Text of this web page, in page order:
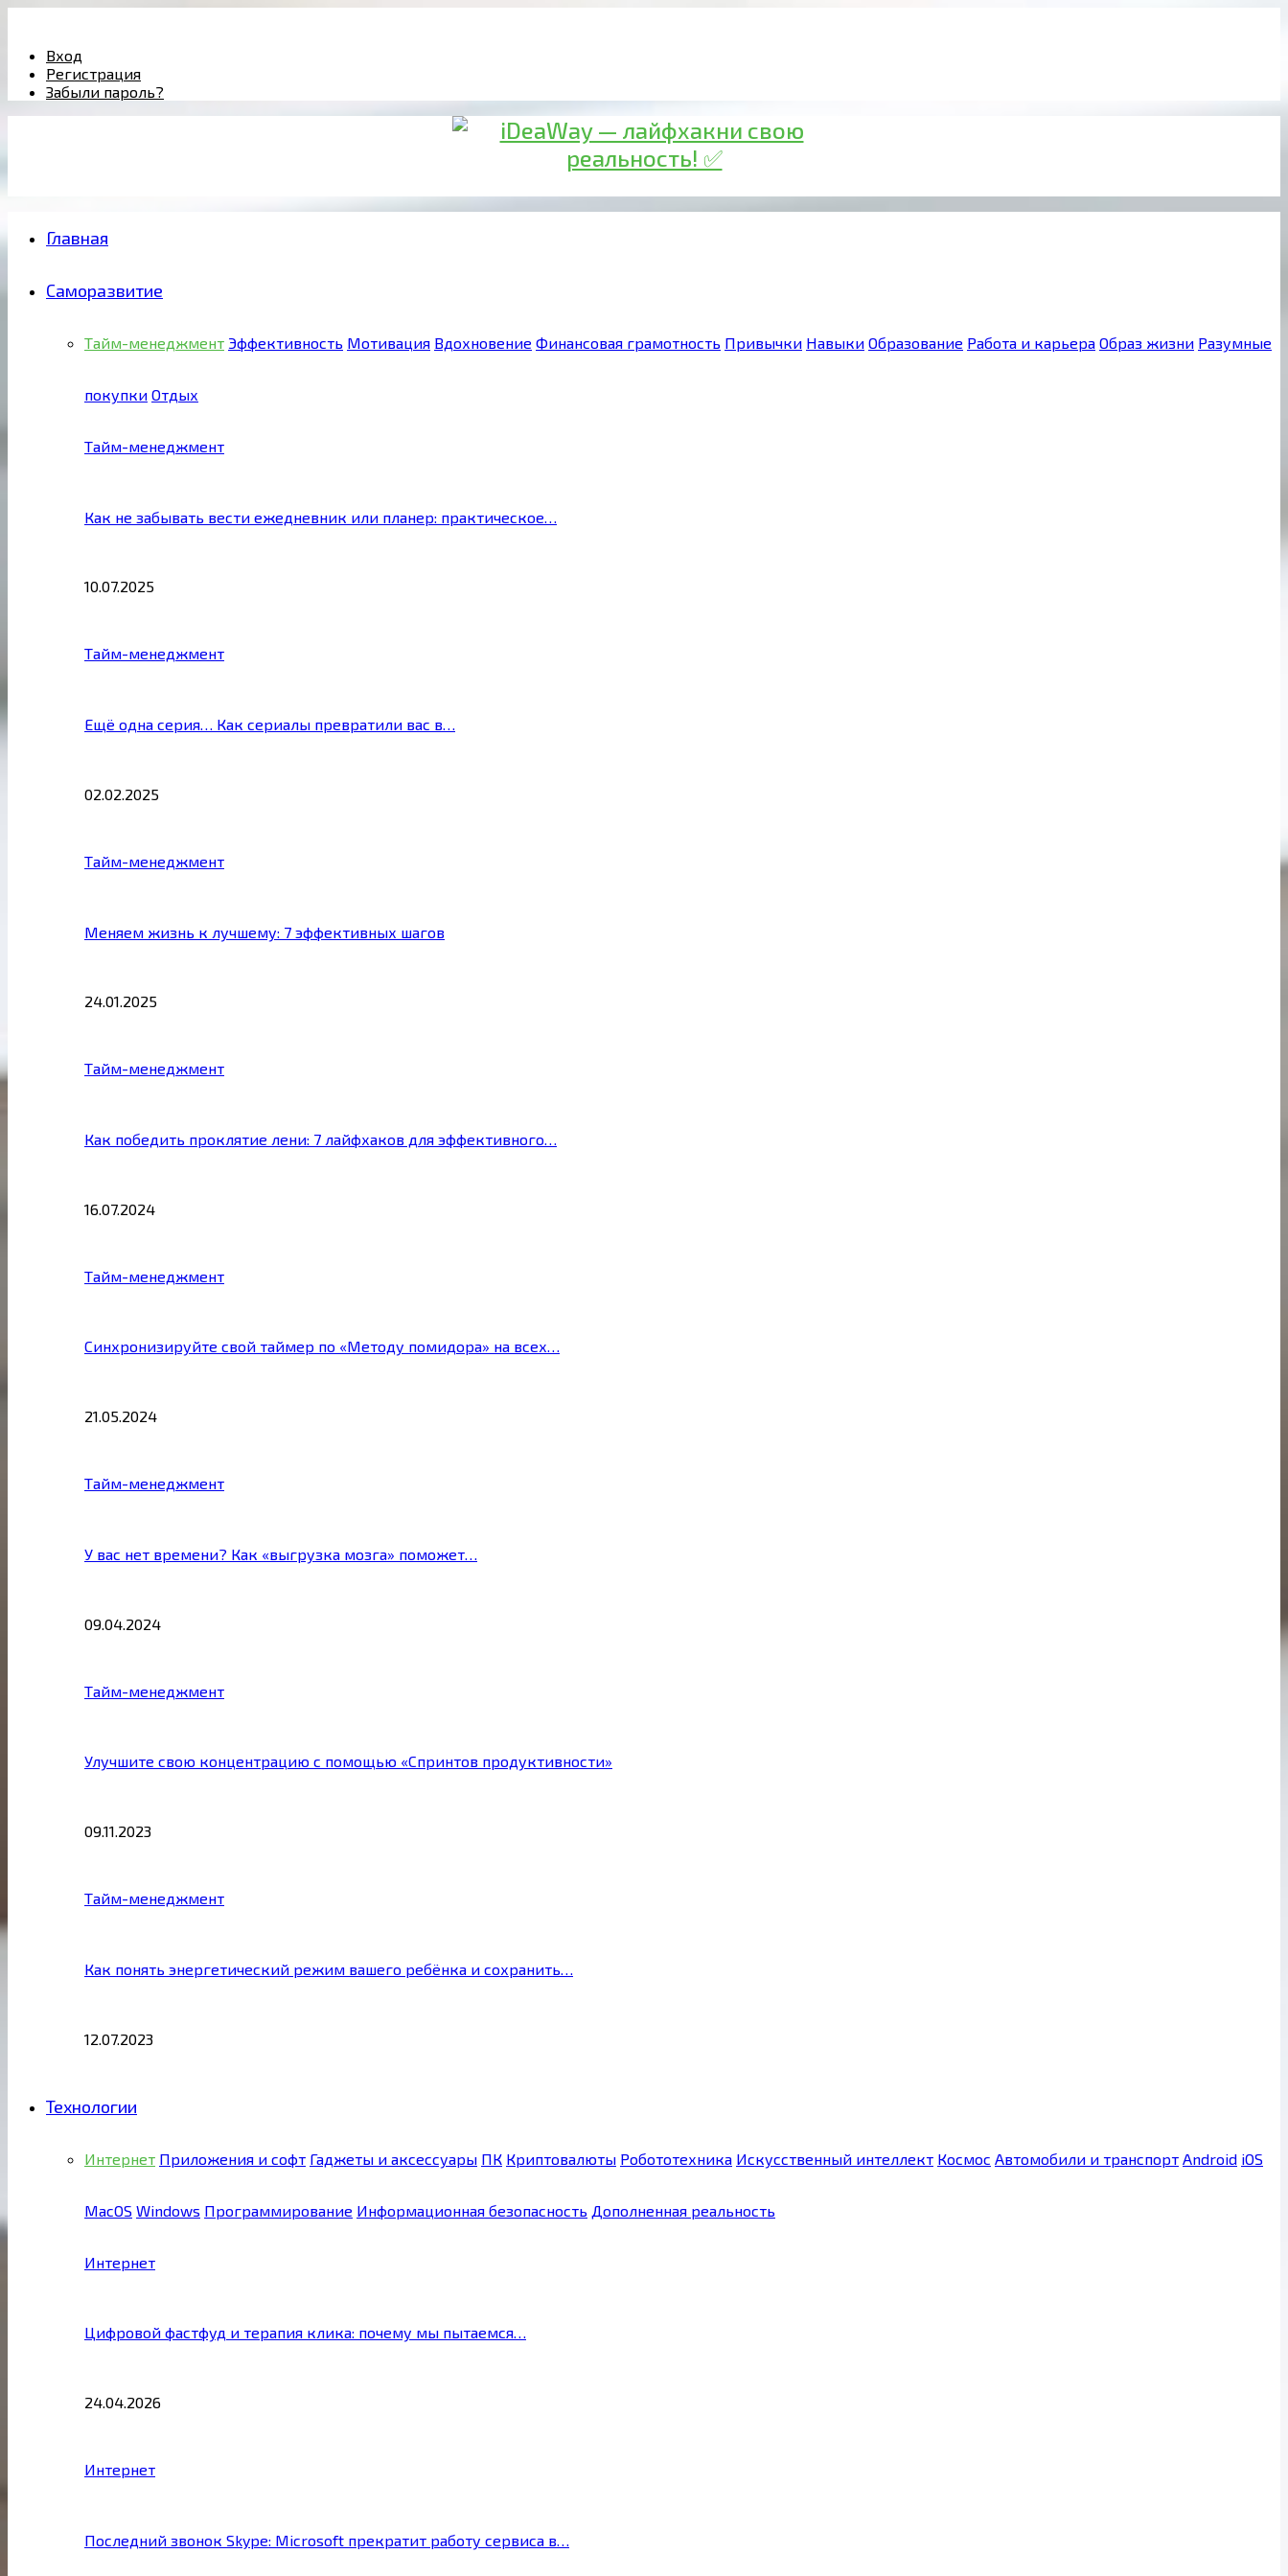
Вход
Регистрация
Забыли пароль?
Главная
Саморазвитие
Тайм-менеджмент Эффективность Мотивация Вдохновение Финансовая грамотность Привычки Навыки Образование Работа и карьера Образ жизни Разумные
покупки Отдых
Тайм-менеджмент
Как не забывать вести ежедневник или планер: практическое…
10.07.2025
Тайм-менеджмент
Ещё одна серия… Как сериалы превратили вас в…
02.02.2025
Тайм-менеджмент
Меняем жизнь к лучшему: 7 эффективных шагов
24.01.2025
Тайм-менеджмент
Как победить проклятие лени: 7 лайфхаков для эффективного…
16.07.2024
Тайм-менеджмент
Синхронизируйте свой таймер по «Методу помидора» на всех…
21.05.2024
Тайм-менеджмент
У вас нет времени? Как «выгрузка мозга» поможет…
09.04.2024
Тайм-менеджмент
Улучшите свою концентрацию с помощью «Спринтов продуктивности»
09.11.2023
Тайм-менеджмент
Как понять энергетический режим вашего ребёнка и сохранить…
12.07.2023
Технологии
Интернет Приложения и софт Гаджеты и аксессуары ПК Криптовалюты Робототехника Искусственный интеллект Космос Автомобили и транспорт Android iOS
MacOS Windows Программирование Информационная безопасность Дополненная реальность
Интернет
Цифровой фастфуд и терапия клика: почему мы пытаемся…
24.04.2026
Интернет
Последний звонок Skype: Microsoft прекратит работу сервиса в…